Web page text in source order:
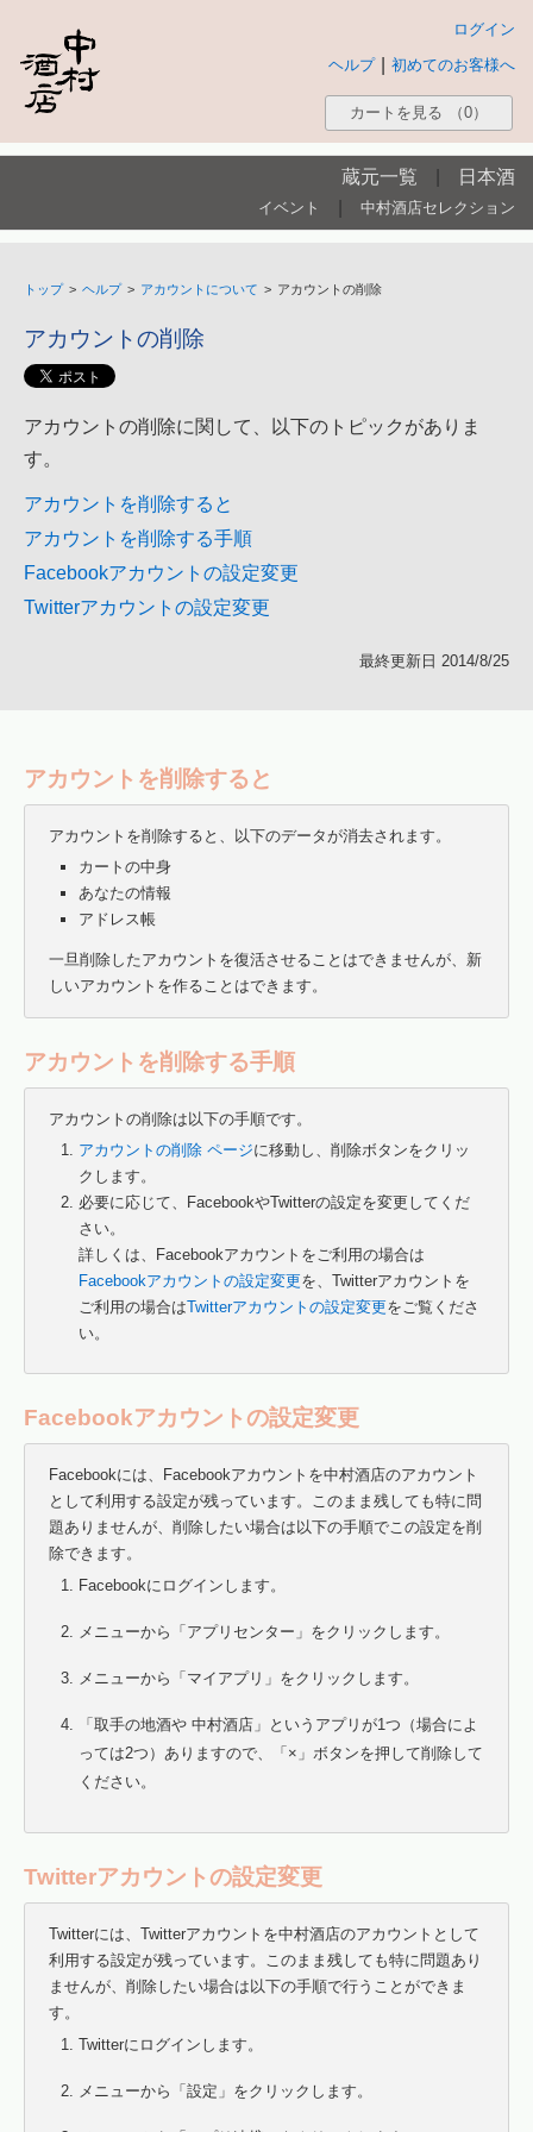
ログイン
初めてのお客様へ
ヘルプ
カートを見る （0）
蔵元一覧 日本酒
イベント 中村酒店セレクション
トップ > ヘルプ > アカウントについて > アカウントの削除
アカウントの削除
アカウントの削除に関して、以下のトピックがありま
す。
アカウントを削除すると
アカウントを削除する手順
Facebookアカウントの設定変更
Twitterアカウントの設定変更
最終更新日 2014/8/25
アカウントを削除すると
アカウントを削除すると、以下のデータが消去されます。
カートの中身
あなたの情報
アドレス帳
一旦削除したアカウントを復活させることはできませんが、新
しいアカウントを作ることはできます。
アカウントを削除する手順
アカウントの削除は以下の手順です。
アカウントの削除 ページに移動し、削除ボタンをクリッ
クします。
必要に応じて、FacebookやTwitterの設定を変更してくだ
さい。
詳しくは、Facebookアカウントをご利用の場合は
Facebookアカウントの設定変更を、Twitterアカウントを
ご利用の場合はTwitterアカウントの設定変更をご覧くださ
い。
Facebookアカウントの設定変更
Facebookには、Facebookアカウントを中村酒店のアカウント
として利用する設定が残っています。このまま残しても特に問
題ありませんが、削除したい場合は以下の手順でこの設定を削
除できます。
Facebookにログインします。
メニューから「アプリセンター」をクリックします。
メニューから「マイアプリ」をクリックします。
「取手の地酒や 中村酒店」というアプリが1つ（場合によ
っては2つ）ありますので、「×」ボタンを押して削除して
ください。
Twitterアカウントの設定変更
Twitterには、Twitterアカウントを中村酒店のアカウントとして
利用する設定が残っています。このまま残しても特に問題あり
ませんが、削除したい場合は以下の手順で行うことができま
す。
Twitterにログインします。
メニューから「設定」をクリックします。